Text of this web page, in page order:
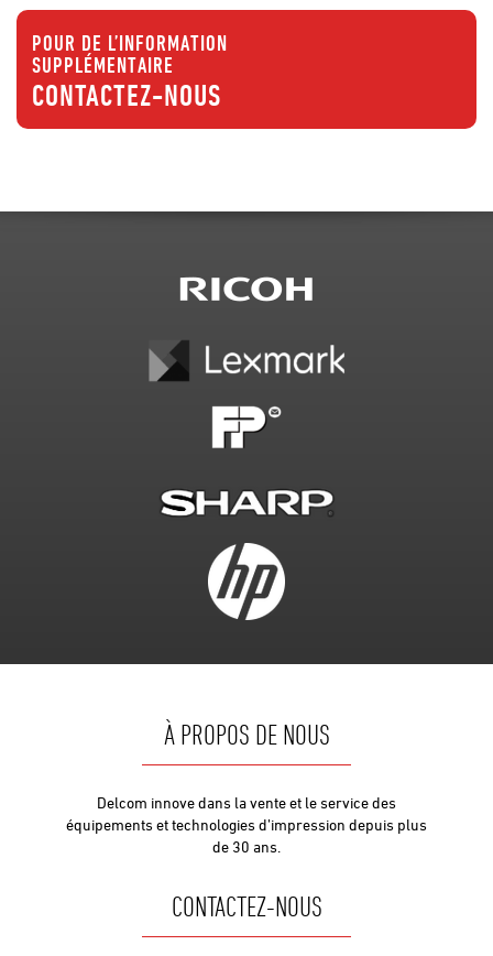
POUR DE L’INFORMATION
SUPPLÉMENTAIRE
CONTACTEZ-NOUS
À PROPOS DE NOUS
Delcom innove dans la vente et le service des
équipements et technologies d’impression depuis plus
de 30 ans.
CONTACTEZ-NOUS